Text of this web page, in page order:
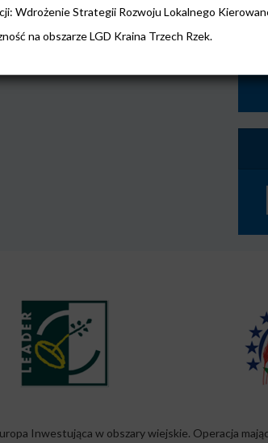
Inwestująca w obszary wiejskie. Operacja
Wdrożenie Strategii Rozwoju Lokalnego
na obszarze LGD Kraina Trzech Rzek.